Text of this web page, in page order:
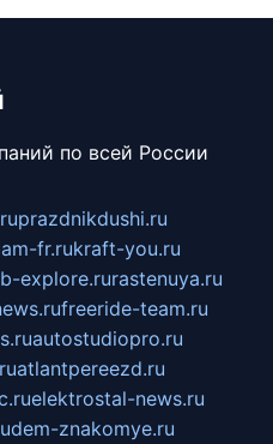
по всей России
prazdnikdushi.ru
fr.rukraft-you.ru
explore.rurastenuya.ru
freeride-team.ru
autostudiopro.ru
atlantpereezd.ru
elektrostal-news.ru
znakomye.ru